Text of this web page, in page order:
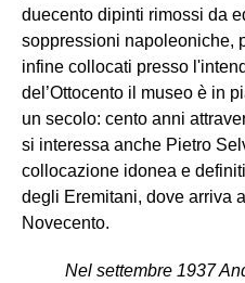
duecento dipinti rimossi da
soppressioni napoleoniche,
infine collocati presso
del’Ottocento il museo è in
un secolo: cento anni
si interessa anche Pietro
collocazione idonea e
degli Eremitani, dove arriva
Novecento.
Nel settembre 1937